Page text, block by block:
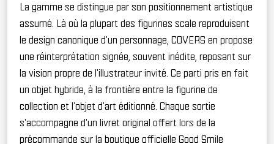
La gamme se distingue par son positionnement artistique
assumé. Là où la plupart des figurines scale reproduisent
le design canonique d'un personnage, COVERS en propose
une réinterprétation signée, souvent inédite, reposant sur
la vision propre de l'illustrateur invité. Ce parti pris en fait
un objet hybride, à la frontière entre la figurine de
collection et l'objet d'art éditionné. Chaque sortie
s'accompagne d'un livret original offert lors de la
précommande sur la boutique officielle Good Smile